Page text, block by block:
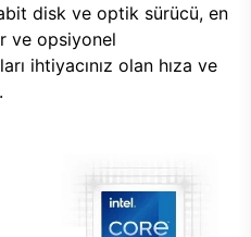
disk ve optik sürücü, en
ve opsiyonel
ihtiyacınız olan hıza ve